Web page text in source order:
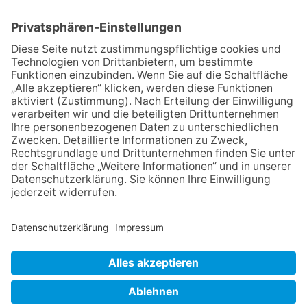
E
N
NACH OBEN
Datenschutz Netiquette